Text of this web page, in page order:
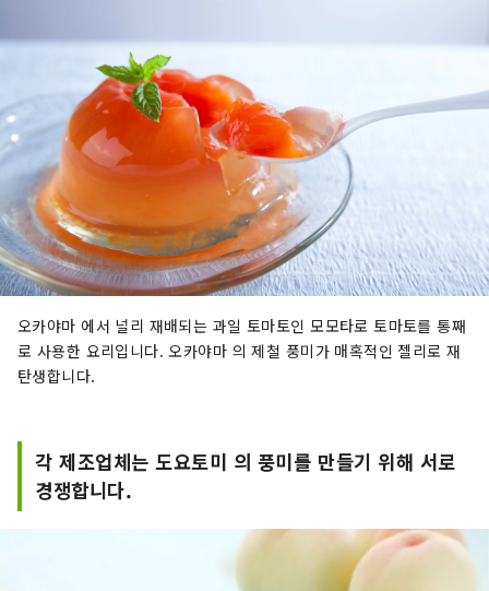
오카야마 에서 널리 재배되는 과일 토마토인 모모타로 토마토를 통째
로 사용한 요리입니다. 오카야마 의 제철 풍미가 매혹적인 젤리로 재
탄생합니다.
각 제조업체는 도요토미 의 풍미를 만들기 위해 서로
경쟁합니다.